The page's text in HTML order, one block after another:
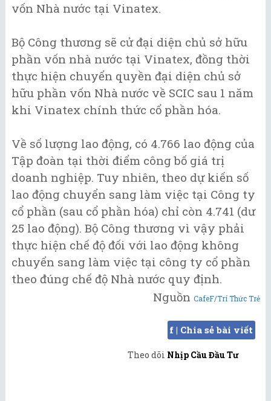
vốn Nhà nước tại Vinatex.
Bộ Công thương sẽ cử đại diện chủ sở hữu
phần vốn nhà nước tại Vinatex, đồng thời
thực hiện chuyển quyền đại diện chủ sở
hữu phần vốn Nhà nước về SCIC sau 1 năm
khi Vinatex chính thức cổ phần hóa.
Về số lượng lao động, có 4.766 lao động của
Tập đoàn tại thời điểm công bố giá trị
doanh nghiệp. Tuy nhiên, theo dự kiến số
lao động chuyển sang làm việc tại Công ty
cổ phần (sau cổ phần hóa) chỉ còn 4.741 (dư
25 lao động). Bộ Công thương vì vậy phải
thực hiện chế độ đối với lao động không
chuyển sang làm việc tại công ty cổ phần
theo đúng chế độ Nhà nước quy định.
Nguồn CafeF/Trí Thức Trẻ
f | Chia sẻ bài viết
Theo dõi Nhịp Cầu Đầu Tư